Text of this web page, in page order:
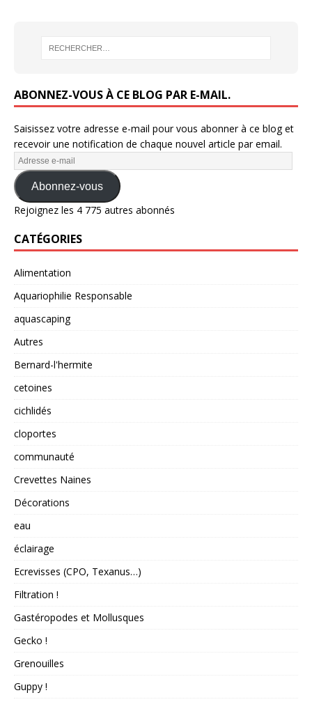
ABONNEZ-VOUS À CE BLOG PAR E-MAIL.
Saisissez votre adresse e-mail pour vous abonner à ce blog et
recevoir une notification de chaque nouvel article par email.
Abonnez-vous
Rejoignez les 4 775 autres abonnés
CATÉGORIES
Alimentation
Aquariophilie Responsable
aquascaping
Autres
Bernard-l'hermite
cetoines
cichlidés
cloportes
communauté
Crevettes Naines
Décorations
eau
éclairage
Ecrevisses (CPO, Texanus…)
Filtration !
Gastéropodes et Mollusques
Gecko !
Grenouilles
Guppy !